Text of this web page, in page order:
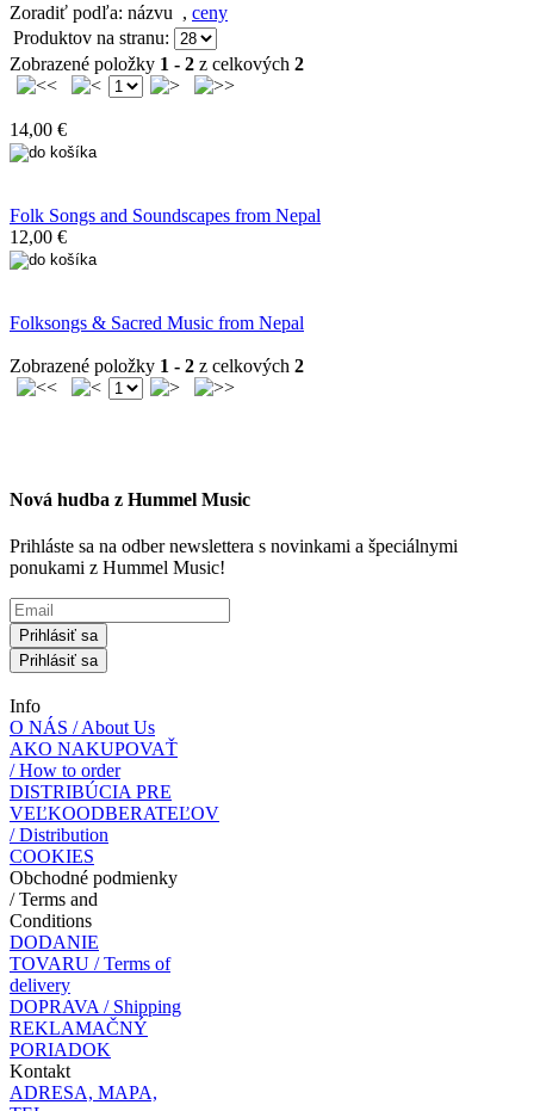
Zoradiť podľa: názvu , ceny
Produktov na stranu:
Zobrazené položky 1 - 2 z celkových 2
14,00 €
Folk Songs and Soundscapes from Nepal
12,00 €
Folksongs & Sacred Music from Nepal
Zobrazené položky 1 - 2 z celkových 2
Nová hudba z Hummel Music
Prihláste sa na odber newslettera s novinkami a špeciálnymi
ponukami z Hummel Music!
Prihlásiť sa
Prihlásiť sa
Info
O NÁS / About Us
AKO NAKUPOVAŤ
/ How to order
DISTRIBÚCIA PRE
VEĽKOODBERATEĽOV
/ Distribution
COOKIES
Obchodné podmienky
/ Terms and
Conditions
DODANIE
TOVARU / Terms of
delivery
DOPRAVA / Shipping
REKLAMAČNÝ
PORIADOK
Kontakt
ADRESA, MAPA,